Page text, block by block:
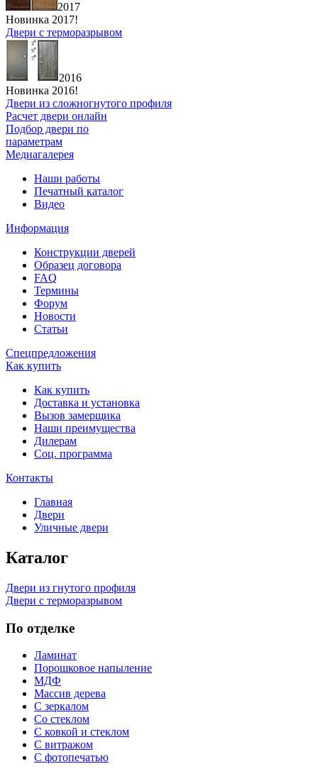
2017
Новинка 2017!
Двери с терморазрывом
2016
Новинка 2016!
Двери из сложногнутого профиля
Расчет двери онлайн
Подбор двери по
параметрам
Медиагалерея
Наши работы
Печатный каталог
Видео
Информация
Конструкции дверей
Образец договора
FAQ
Термины
Форум
Новости
Статьи
Спецпредложения
Как купить
Как купить
Доставка и установка
Вызов замерщика
Наши преимущества
Дилерам
Соц. программа
Контакты
Главная
Двери
Уличные двери
Каталог
Двери из гнутого профиля
Двери с терморазрывом
По отделке
Ламинат
Порошковое напыление
МДФ
Массив дерева
С зеркалом
Со стеклом
С ковкой и стеклом
С витражом
С фотопечатью